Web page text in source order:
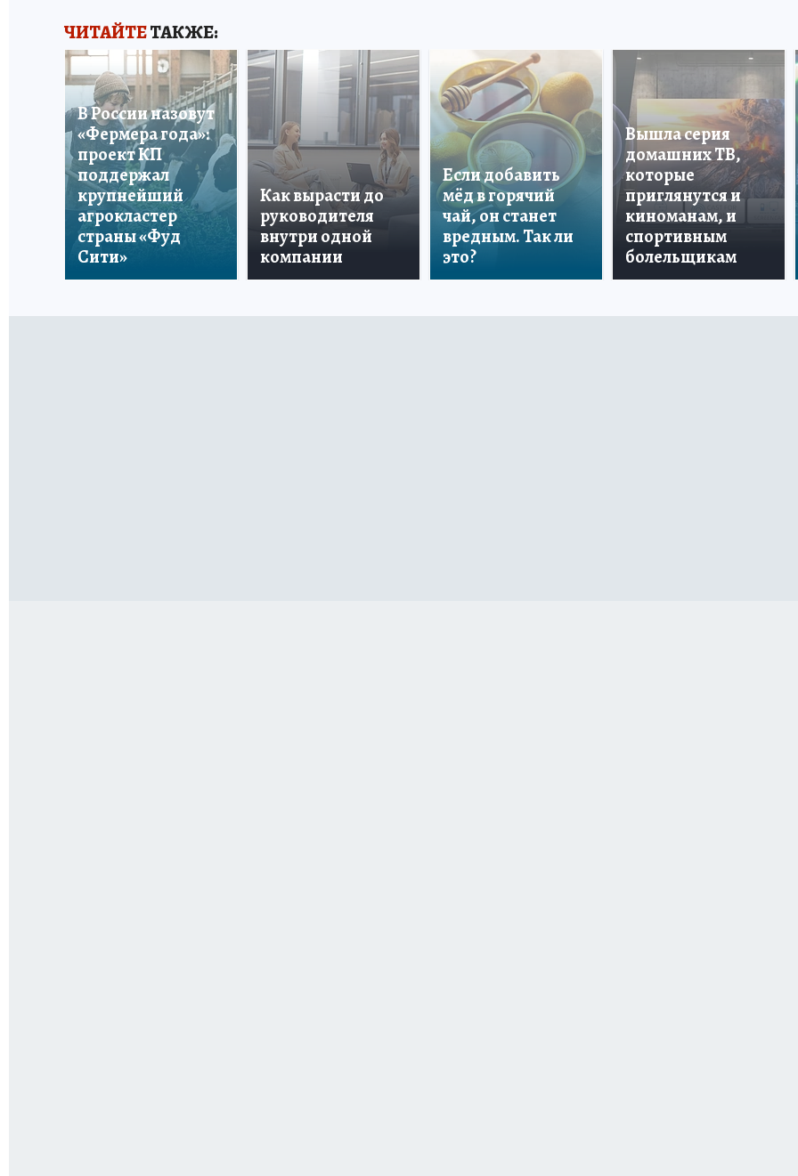
ЧИТАЙТЕТАКЖЕ:
В России назовут
«Фермера года»:
проект КП
поддержал
крупнейший
агрокластер
страны «Фуд
Сити»
Как вырасти до
руководителя
внутри одной
компании
Если добавить
мёд в горячий
чай, он станет
вредным. Так ли
это?
Вышла серия
домашних ТВ,
которые
приглянутся и
киноманам, и
спортивным
болельщикам